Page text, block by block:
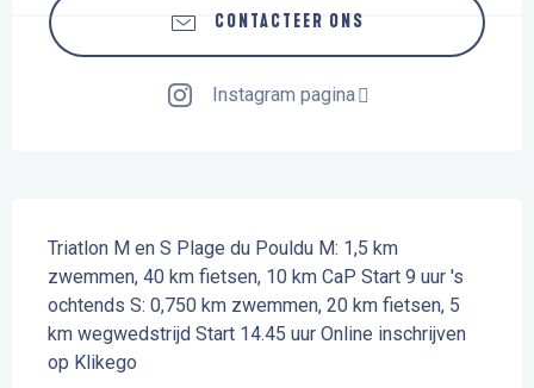
CONTACTEER ONS
Instagram pagina
Triatlon M en S Plage du Pouldu M: 1,5 km
zwemmen, 40 km fietsen, 10 km CaP Start 9 uur 's
ochtends S: 0,750 km zwemmen, 20 km fietsen, 5
km wegwedstrijd Start 14.45 uur Online inschrijven
op Klikego